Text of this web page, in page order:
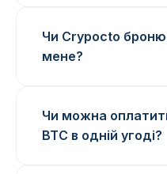
Чи Crypocto
мене?
Чи можна
BTC в одній угоді?